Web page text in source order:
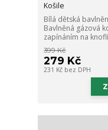
Košile
Bílá dětská
Bavlněná gázová
zapínáním na
399 Kč
279 Kč
231 Kč bez DPH